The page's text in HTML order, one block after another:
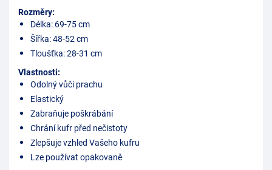
Rozměry:
Délka: 69-75 cm
Šířka: 48-52 cm
Tloušťka: 28-31 cm
Vlastnosti:
Odolný vůči prachu
Elastický
Zabraňuje poškrábání
Chrání kufr před nečistoty
Zlepšuje vzhled Vašeho kufru
Lze používat opakovaně